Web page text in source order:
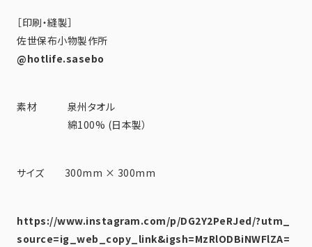
［印刷・縫製］
佐世保布小物製作所
@hotlife.sasebo
素材 泉州タオル
綿100% (日本製）
サイズ 300mm × 300mm
https://www.instagram.com/p/DG2Y2PeRJed/?utm_
source=ig_web_copy_link&igsh=MzRlODBiNWFlZA=